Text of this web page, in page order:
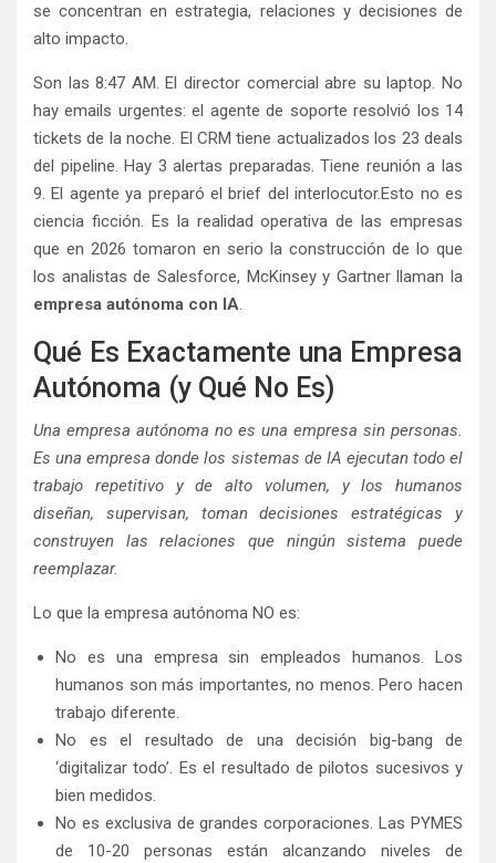
se concentran en estrategia, relaciones y decisiones de
alto impacto.
Son las 8:47 AM. El director comercial abre su laptop. No
hay emails urgentes: el agente de soporte resolvió los 14
tickets de la noche. El CRM tiene actualizados los 23 deals
del pipeline. Hay 3 alertas preparadas. Tiene reunión a las
9. El agente ya preparó el brief del interlocutor.Esto no es
ciencia ficción. Es la realidad operativa de las empresas
que en 2026 tomaron en serio la construcción de lo que
los analistas de Salesforce, McKinsey y Gartner llaman la
empresa autónoma con IA.
Qué Es Exactamente una Empresa
Autónoma (y Qué No Es)
Una empresa autónoma no es una empresa sin personas.
Es una empresa donde los sistemas de IA ejecutan todo el
trabajo repetitivo y de alto volumen, y los humanos
diseñan, supervisan, toman decisiones estratégicas y
construyen las relaciones que ningún sistema puede
reemplazar.
Lo que la empresa autónoma NO es:
No es una empresa sin empleados humanos. Los
humanos son más importantes, no menos. Pero hacen
trabajo diferente.
No es el resultado de una decisión big-bang de
‘digitalizar todo’. Es el resultado de pilotos sucesivos y
bien medidos.
No es exclusiva de grandes corporaciones. Las PYMES
de 10-20 personas están alcanzando niveles de